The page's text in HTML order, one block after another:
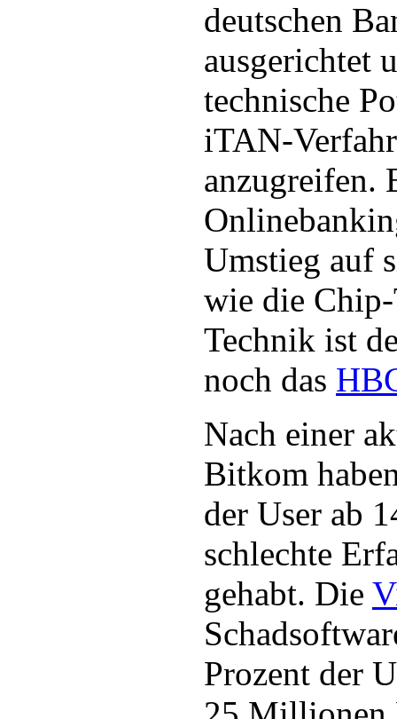
deutschen
ausgerichtet
technische
iTAN-
anzugreifen.
Umstieg auf
wie die
Technik ist
noch das
Nach einer
Bitkom
der User ab
schlechte
gehabt. Die
Prozent der